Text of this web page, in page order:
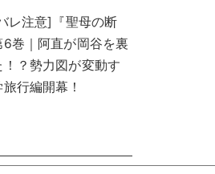
レ注意]『聖母の断
6巻｜阿直が岡谷を裏
！？勢力図が変動す
行編開幕！